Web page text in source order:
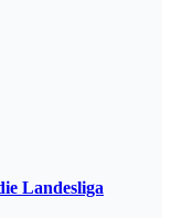
Landesliga